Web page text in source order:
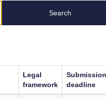
Search
Legal
framework
Submission
deadline